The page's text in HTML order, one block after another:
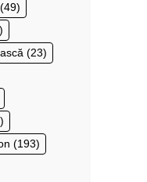
(49)
(23)
(193)